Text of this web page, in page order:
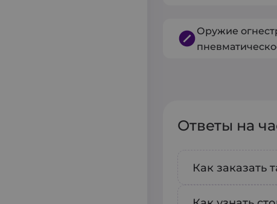
Оружие
Ответы на
Как заказать
Чтобы